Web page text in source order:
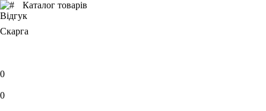
Каталог товарів
Відгук
Скарга
0
0